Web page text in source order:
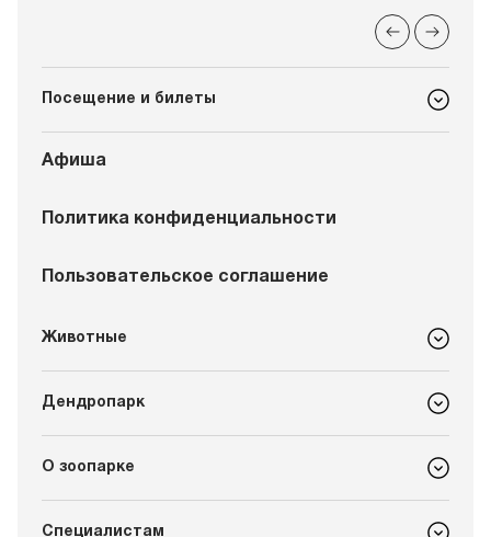
Посещение и билеты
Афиша
Политика конфиденциальности
Пользовательское соглашение
Животные
Дендропарк
О зоопарке
Специалистам